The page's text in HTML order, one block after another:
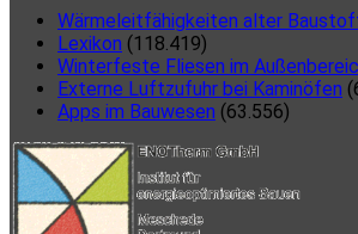
Wärmeleitfähigkeiten alter
Lexikon (118.419)
Winterfeste Fliesen im
Externe Luftzufuhr bei Kaminöfen
Apps im Bauwesen (63.556)